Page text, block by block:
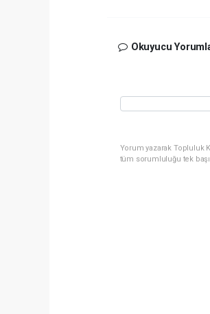
Okuyucu
Yorum yazarak Topluluk
tüm sorumluluğu tek